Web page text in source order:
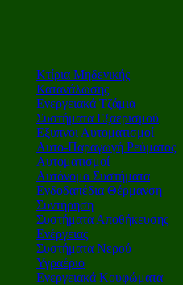
Κτίρια Μηδενικής
Κατανάλωσης
Ενεργειακά Τζάμια
Συστήματα Εξαερισμού
Εξυπνοι Αυτοματισμοί
Αυτο-Παραγωγή Ρεύματος
Αυτοματισμοί
Αυτόνομα Συστήματα
Ενδοδαπέδια Θέρμανση
Συντήρηση
Συστήματα Αποθήκευσης
Ενέργειας
Συστήματα Νερού
Υγραέριο
Ενεργειακά Κουφώματα